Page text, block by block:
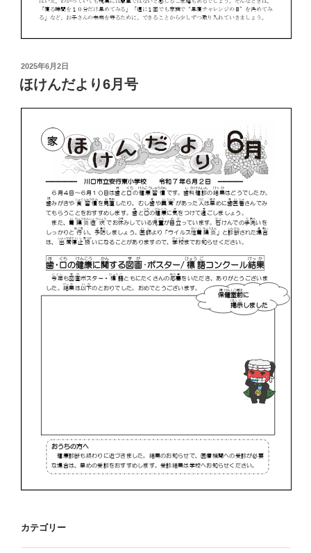
投
稿
日:
2025年6月2日
ほけんだより6月号
カテゴリー